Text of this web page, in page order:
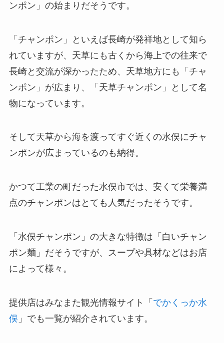
ンポン」の始まりだそうです。
「チャンポン」といえば長崎が発祥地として知ら
れていますが、天草にも古くから海上での往来で
長崎と交流が深かったため、天草地方にも「チャ
ンポン」が広まり、「天草チャンポン」として名
物になっています。
そして天草から海を渡ってすぐ近くの水俣にチャ
ンポンが広まっているのも納得。
かつて工業の町だった水俣市では、安くて栄養満
点のチャンポンはとても人気だったそうです。
「水俣チャンポン」の大きな特徴は「白いチャン
ポン麺」だそうですが、スープや具材などはお店
によって様々。
提供店はみなまた観光情報サイト「 でかくっか水
俣」でも一覧が紹介されています。